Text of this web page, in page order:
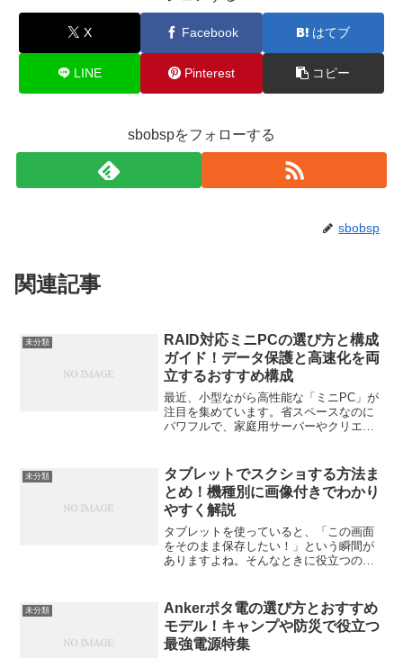
X Facebook はてブ
LINE Pinterest コピー
sbobspをフォローする
sbobsp
関連記事
未分類
RAID対応ミニPCの選び方と構成
ガイド！データ保護と高速化を両
立するおすすめ構成
最近、小型ながら高性能な「ミニPC」が
注目を集めています。省スペースなのに
パワフルで、家庭用サーバーやクリエイ
タの保護と高速化を同時に実現できま
す。でも、RAI...
未分類
タブレットでスクショする方法ま
とめ！機種別に画像付きでわかり
やすく解説
タブレットを使っていると、「この画面
をそのまま保存したい！」という瞬間が
ありますよね。そんなときに役立つのが
まく撮れないことも。この記事では、
Android・iPad・F...
未分類
Ankerポタ電の選び方とおすすめ
モデル！キャンプや防災で役立つ
最強電源特集